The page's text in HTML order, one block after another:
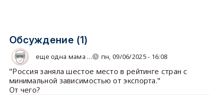
Обсуждение (1)
еще одна мама … пн, 09/06/2025 - 16:08
"Россия заняла шестое место в рейтинге стран с
минимальной зависимостью от экспорта."
От чего?